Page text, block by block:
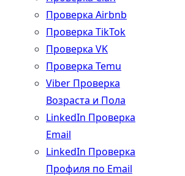
Проверка Airbnb
Проверка TikTok
Проверка VK
Проверка Temu
Viber Проверка
Возраста и Пола
LinkedIn Проверка
Email
LinkedIn Проверка
Профиля по Email